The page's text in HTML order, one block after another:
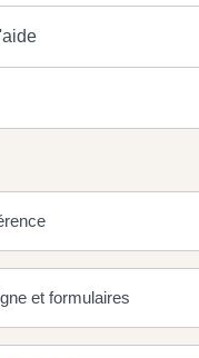
et formulaires